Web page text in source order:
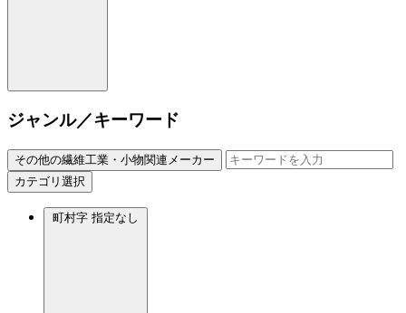
ジャンル／キーワード
その他の繊維工業・小物関連メーカー
カテゴリ選択
町村字 指定なし